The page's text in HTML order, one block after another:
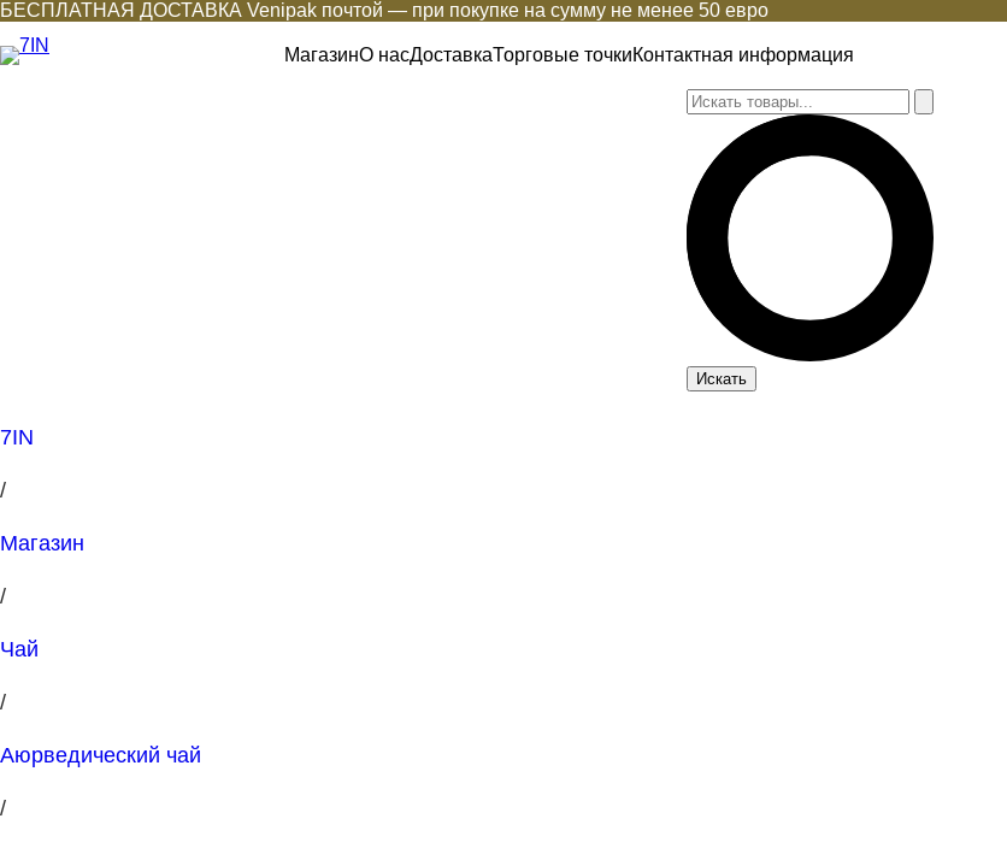
БЕСПЛАТНАЯ ДОСТАВКА Venipak почтой — при покупке на сумму не менее 50 евро
МагазинО насДоставкаТорговые точкиКонтактная информация
Искать
7IN
/
Магазин
/
Чай
/
Аюрведический чай
/